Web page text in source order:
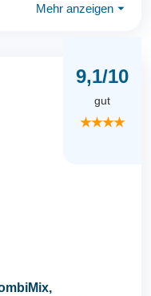
Mehr anzeigen ⏷
9,1/10
gut
★★★★